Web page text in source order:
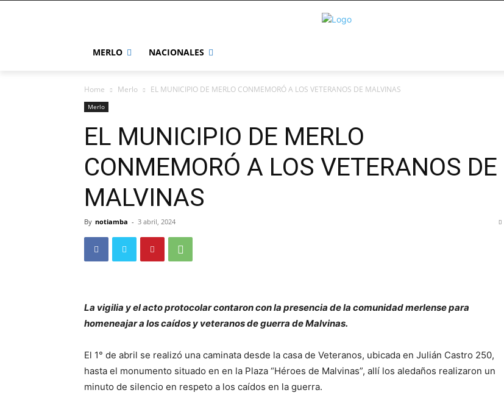
MERLO NACIONALES
Home Merlo EL MUNICIPIO DE MERLO CONMEMORÓ A LOS VETERANOS DE MALVINAS
Merlo
EL MUNICIPIO DE MERLO
CONMEMORÓ A LOS VETERANOS DE
MALVINAS
By notiamba - 3 abril, 2024
La vigilia y el acto protocolar contaron con la presencia de la comunidad merlense para
homeneajar a los caídos y veteranos de guerra de Malvinas.
El 1° de abril se realizó una caminata desde la casa de Veteranos, ubicada en Julián Castro 250,
hasta el monumento situado en en la Plaza “Héroes de Malvinas”, allí los aledaños realizaron un
minuto de silencio en respeto a los caídos en la guerra.